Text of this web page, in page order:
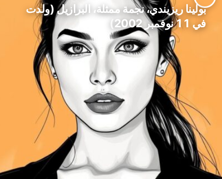
بولينا ريزيندي، نجمة ممثلة، البرازيل (ولدت
في 11 نوفمبر 2002)